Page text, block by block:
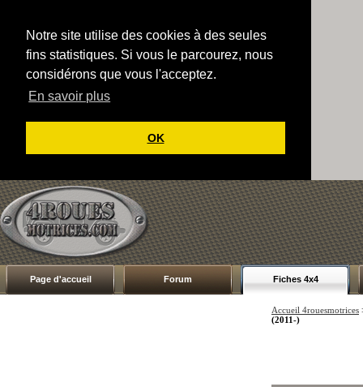
Notre site utilise des cookies à des seules
fins statistiques. Si vous le parcourez, nous
considérons que vous l'acceptez.
En savoir plus
OK
Page d'accueil Forum Fiches 4x4
Accueil 4rouesmotrices
(2011-)